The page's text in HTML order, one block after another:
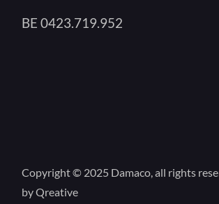
BE 0423.719.952
Copyright © 2025 Damaco, all rights
byQreative